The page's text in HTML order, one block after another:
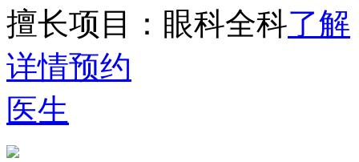
擅长项目： 眼科全科了解
详情预约
医生